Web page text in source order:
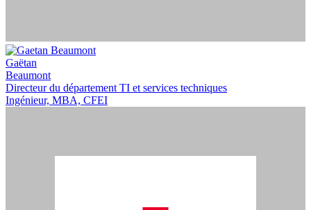
Gaëtan
Beaumont
Directeur du département TI et services techniques
Ingénieur, MBA, CFEI